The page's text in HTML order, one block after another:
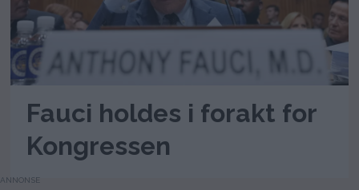
Fauci holdes i forakt for
Kongressen
ANNONSE